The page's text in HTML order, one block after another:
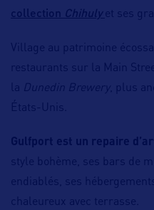
collection Chihuly et ses
Village au patrimoine
restaurants sur la Main
la Dunedin Brewery
, plus
États-Unis.
Gulfport est un repaire
style bohème, ses bars de
endiablés, ses
chaleureux avec terrasse.